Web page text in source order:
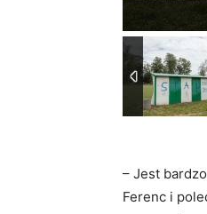
– Jest
Ferenc i